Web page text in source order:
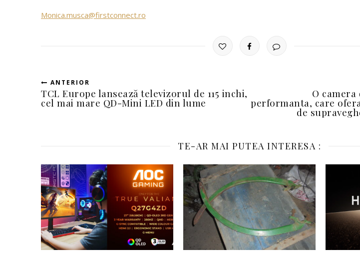
Monica.musca@firstconnect.ro
ANTERIOR
TCL Europe lansează televizorul de 115 inchi,
cel mai mare QD-Mini LED din lume
O
performanta, care
de
TE-AR MAI PUTEA INTERESA :